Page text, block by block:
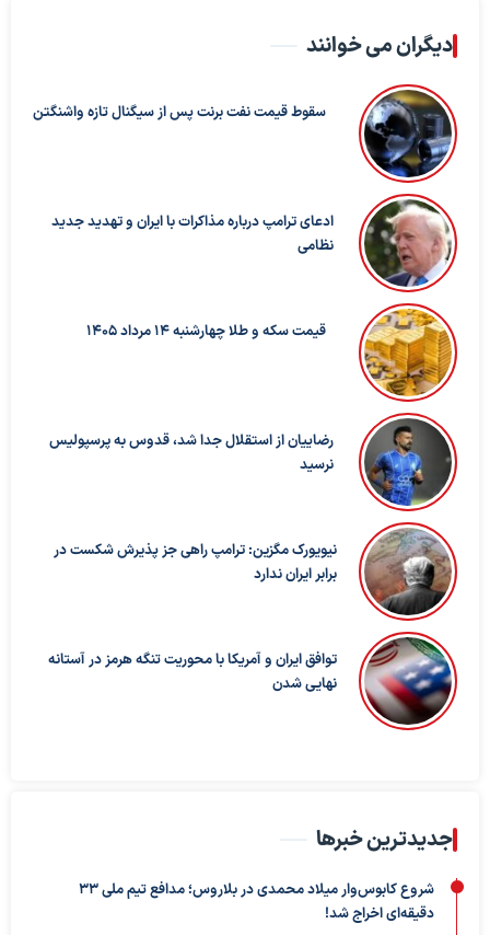
دیگران می خوانند
سقوط قیمت نفت برنت پس از سیگنال تازه واشنگتن
ادعای ترامپ درباره مذاکرات با ایران و تهدید جدید
نظامی
قیمت سکه و طلا چهارشنبه 14 مرداد 1405
رضاییان از استقلال جدا شد، قدوس به پرسپولیس
نرسید
نیویورک مگزین: ترامپ راهی جز پذیرش شکست در
برابر ایران ندارد
توافق ایران و آمریکا با محوریت تنگه هرمز در آستانه
نهایی شدن
جدیدترین خبرها
شروع کابوس‌وار میلاد محمدی در بلاروس؛ مدافع تیم ملی ۳۳
دقیقه‌ای اخراج شد!